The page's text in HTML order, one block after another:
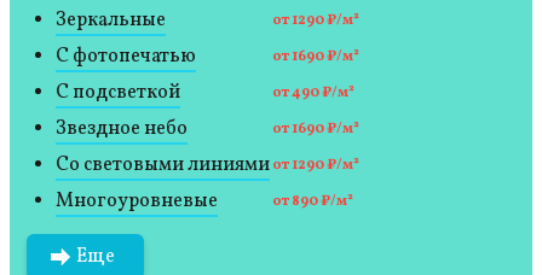
Зеркальные от 1290 ₽/м²
С фотопечатью от 1690 ₽/м²
С подсветкой от 490 ₽/м²
Звездное небо от 1690 ₽/м²
Со световыми линиямиот 1290 ₽/м²
Многоуровневые от 890 ₽/м²
Еще